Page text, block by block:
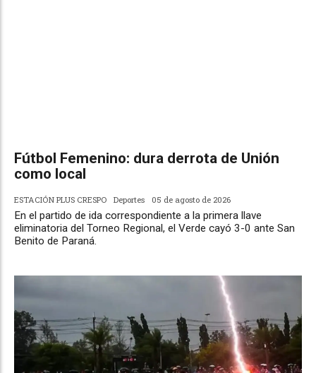
Fútbol Femenino: dura derrota de Unión
como local
ESTACIÓN PLUS CRESPO Deportes 05 de agosto de 2026
En el partido de ida correspondiente a la primera llave
eliminatoria del Torneo Regional, el Verde cayó 3-0 ante San
Benito de Paraná.